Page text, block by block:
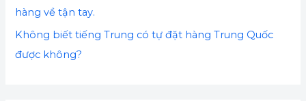
hàng về tận tay.
Không biết tiếng Trung có tự đặt hàng Trung Quốc
được không?